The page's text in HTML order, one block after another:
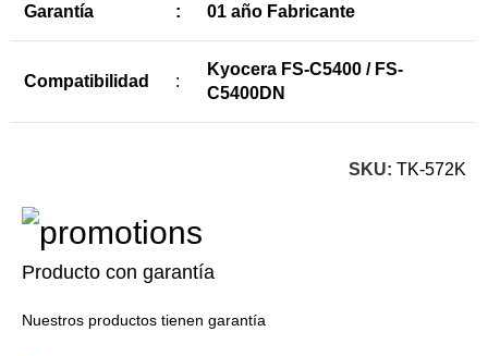
Garantía : 01 año Fabricante
Compatibilidad :
Kyocera FS-C5400 / FS-
C5400DN
SKU: TK-572K
Producto con garantía
Nuestros productos tienen garantía